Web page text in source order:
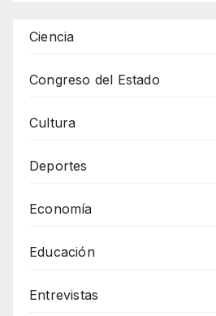
Ciencia
Congreso del Estado
Cultura
Deportes
Economía
Educación
Entrevistas